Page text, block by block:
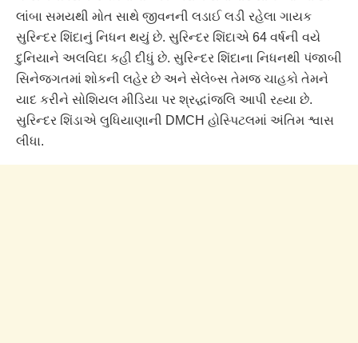
લાંબા સમયથી મોત સાથે જીવનની લડાઈ લડી રહેલા ગાયક
સુરિન્દર શિંદાનું નિધન થયું છે. સુરિન્દર શિંદાએ 64 વર્ષની વયે
દુનિયાને અલવિદા કહી દીધું છે. સુરિન્દર શિંદાના નિધનથી પંજાબી
સિનેજગતમાં શોકની લહેર છે અને સેલેબ્સ તેમજ ચાહકો તેમને
યાદ કરીને સોશિયલ મીડિયા પર શ્રદ્ધાંજલિ આપી રહ્યા છે.
સુરિન્દર શિંડાએ લુધિયાણાની DMCH હોસ્પિટલમાં અંતિમ શ્વાસ
લીધા.